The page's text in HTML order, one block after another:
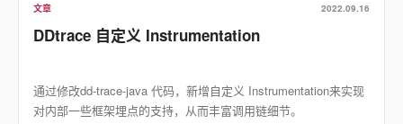
文章 2022.09.16
DDtrace 自定义 Instrumentation
通过修改dd-trace-java 代码，新增自定义 Instrumentation来实现
对内部一些框架埋点的支持，从而丰富调用链细节。